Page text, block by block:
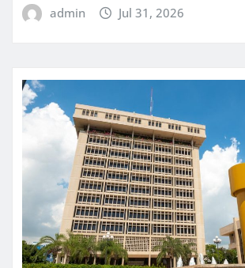
admin Jul 31, 2026